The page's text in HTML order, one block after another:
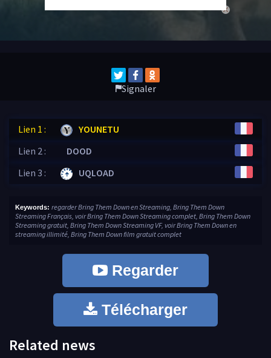
close
Signaler
Lien 1 :
YOUNETU
Lien 2 :
DOOD
Lien 3 :
UQLOAD
Keywords: regarder Bring Them Down en Streaming, Bring Them Down
Streaming Français, voir Bring Them Down Streaming complet, Bring Them Down
Streaming gratuit, Bring Them Down Streaming VF, voir Bring Them Down en
streaming illimité, Bring Them Down film gratuit complet
Regarder
Télécharger
Related news